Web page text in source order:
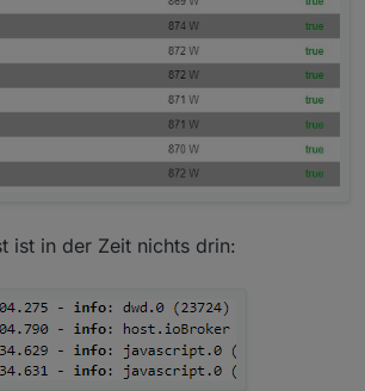
ist in der Zeit nichts drin: